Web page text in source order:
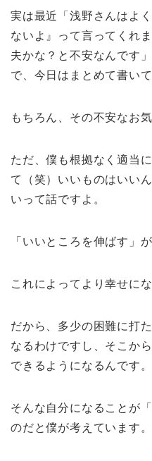
実は最近「浅野さんはよ
ないよ』って言ってくれ
夫かな？と不安なんです
で、今日はまとめて書い
もちろん、その不安なお
ただ、僕も根拠なく適当
て（笑）いいものはいい
いって話ですよ。
「いいところを伸ばす」
これによってより幸せに
だから、多少の困難に打
なるわけですし、そこか
できるようになるんです。
そんな自分になることが
のだと僕が考えています。